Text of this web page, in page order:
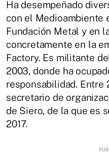
Ha desempeñado
con el Medioambiente
Fundación Metal y en
concretamente en la
Factory. Es militante
2003, donde ha
responsabilidad. Entre
secretario de
de Siero, de la que es
2017.